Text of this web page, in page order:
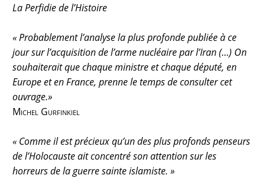
La Perfidie de l’Histoire
« Probablement l’analyse la plus profonde publiée à ce
jour sur l’acquisition de l’arme nucléaire par l’Iran (…) On
souhaiterait que chaque ministre et chaque député, en
Europe et en France, prenne le temps de consulter cet
ouvrage.»
Michel Gurfinkiel
« Comme il est précieux qu’un des plus profonds penseurs
de l’Holocauste ait concentré son attention sur les
horreurs de la guerre sainte islamiste. »